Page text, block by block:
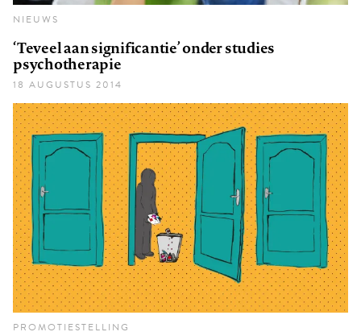
NIEUWS
‘Teveel aan significantie’ onder studies
psychotherapie
18 AUGUSTUS 2014
PROMOTIESTELLING